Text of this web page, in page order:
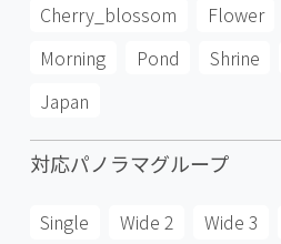
Cherry_blossom Flower
Morning
Pond Shrine
Japan
対応パノラマグループ
Single Wide 2 Wide 3